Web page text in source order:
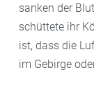
sanken der
schüttete ihr
ist, dass die
im Gebirge